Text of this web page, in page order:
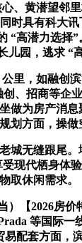
黄潜望邻
具有科大
高潜力选
园，逃求 “
，如融创
、招商等
为房产消
方面，操做
无缝跟尾
现代栖身
取休闲需求。
2026房价
等国际
配套方面，